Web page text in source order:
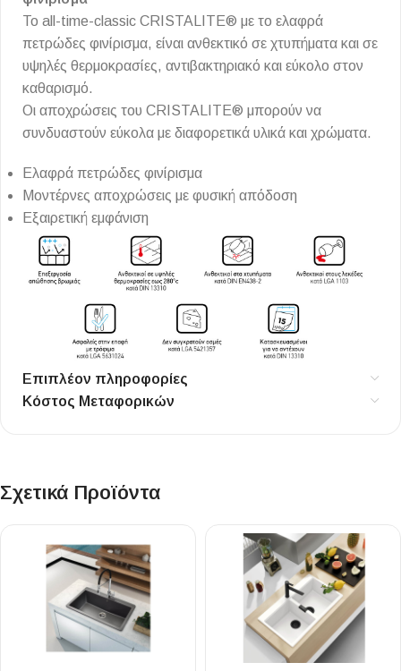
Το all-time-classic CRISTALITE® με το ελαφρά
πετρώδες φινίρισμα, είναι ανθεκτικό σε χτυπήματα και σε
υψηλές θερμοκρασίες, αντιβακτηριακό και εύκολο στον
καθαρισμό.
Οι αποχρώσεις του CRISTALITE® μπορούν να
συνδυαστούν εύκολα με διαφορετικά υλικά και χρώματα.
Ελαφρά πετρώδες φινίρισμα
Μοντέρνες αποχρώσεις με φυσική απόδοση
Εξαιρετική εμφάνιση
Επιπλέον πληροφορίες
Κόστος Μεταφορικών
Σχετικά Προϊόντα